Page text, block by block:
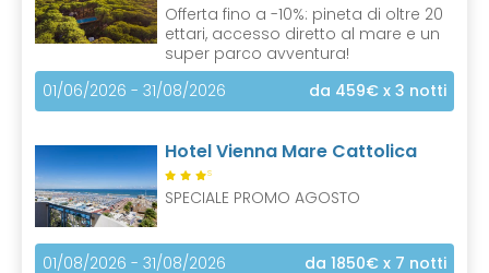
Offerta fino a -10%: pineta di oltre 20
ettari, accesso diretto al mare e un
super parco avventura!
01/06/2026 - 31/08/2026
da 459€ x 3 notti
Hotel Vienna Mare Cattolica
S
SPECIALE PROMO AGOSTO
01/08/2026 - 31/08/2026 da 1850€ x 7 notti